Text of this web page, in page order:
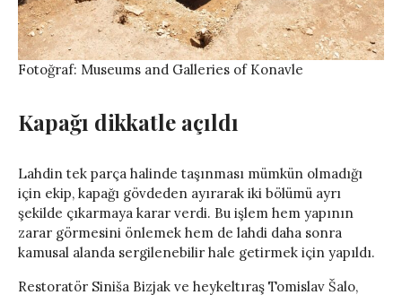
Fotoğraf: Museums and Galleries of Konavle
Kapağı dikkatle açıldı
Lahdin tek parça halinde taşınması mümkün olmadığı
için ekip, kapağı gövdeden ayırarak iki bölümü ayrı
şekilde çıkarmaya karar verdi. Bu işlem hem yapının
zarar görmesini önlemek hem de lahdi daha sonra
kamusal alanda sergilenebilir hale getirmek için yapıldı.
Restoratör Siniša Bizjak ve heykeltıraş Tomislav Šalo,